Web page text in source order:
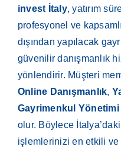
invest İtaly, yatırım
profesyonel ve
dışından yapılacak
güvenilir danışmanlık
yönlendirir. Müşteri
Online Danışmanlık,
Gayrimenkul Yönetimi
olur. Böylece
işlemlerinizi en etkili